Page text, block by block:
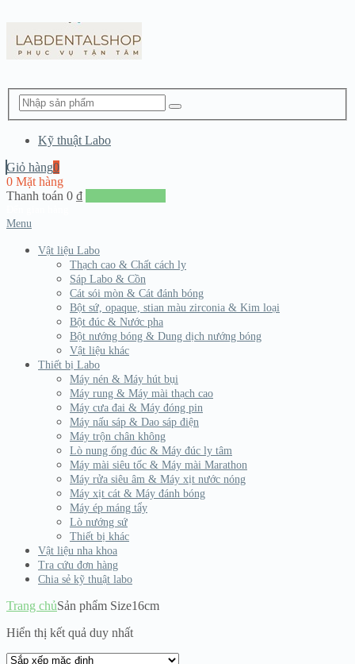
Kỹ thuật Labo
Giỏ hàng0
0 Mặt hàng
Thanh toán 0 ₫
Menu
Vật liệu Labo
Thạch cao & Chất cách ly
Sáp Labo & Cồn
Cát sói mòn & Cát đánh bóng
Bột sứ, opaque, stian màu zirconia & Kim loại
Bột đúc & Nước pha
Bột nướng bóng & Dung dịch nướng bóng
Vật liệu khác
Thiết bị Labo
Máy nén & Máy hút bụi
Máy rung & Máy mài thạch cao
Máy cưa đai & Máy đóng pin
Máy nấu sáp & Dao sáp điện
Máy trộn chân không
Lò nung ống đúc & Máy đúc ly tâm
Máy mài siêu tốc & Máy mài Marathon
Máy rửa siêu âm & Máy xịt nước nóng
Máy xịt cát & Máy đánh bóng
Máy ép máng tẩy
Lò nướng sứ
Thiết bị khác
Vật liệu nha khoa
Tra cứu đơn hàng
Chia sẻ kỹ thuật labo
Trang chủSản phẩm Size16cm
Hiển thị kết quả duy nhất